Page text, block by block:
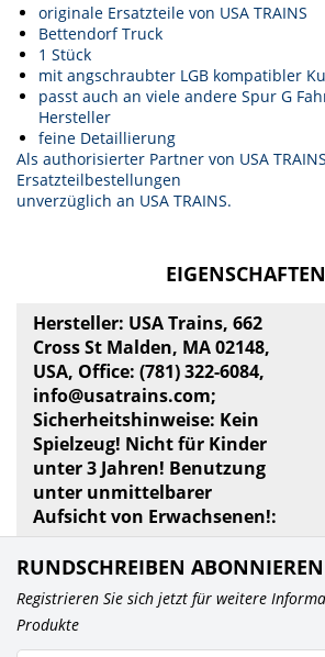
originale Ersatzteile von USA TRAINS
Bettendorf Truck
1 Stück
mit angschraubter LGB kompatibler
passt auch an viele andere Spur G
Hersteller
feine Detaillierung
Als authorisierter Partner von USA
Ersatzteilbestellungen
unverzüglich an USA TRAINS.
EIGENSCHAFTEN
Hersteller: USA Trains, 662
Cross St Malden, MA 02148,
USA, Office: (781) 322-6084,
info@usatrains.com;
Sicherheitshinweise: Kein
Spielzeug! Nicht für Kinder
unter 3 Jahren! Benutzung
unter unmittelbarer
Aufsicht von Erwachsenen!:
RUNDSCHREIBEN ABONNIEREN
Registrieren Sie sich jetzt für weitere
Produkte